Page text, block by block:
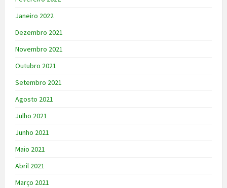
Janeiro 2022
Dezembro 2021
Novembro 2021
Outubro 2021
Setembro 2021
Agosto 2021
Julho 2021
Junho 2021
Maio 2021
Abril 2021
Março 2021